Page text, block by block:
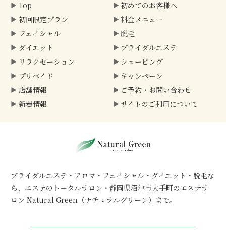
Top
初めてのお客様へ
初回限定プラン
料金メニュー
フェイシャル
脱毛
ダイエット
ブライダルエステ
リラクゼーション
シェービング
プリペイド
キャンペーン
店舗情報
ご予約・ お問い合わせ
新着情報
サイトのご利用について
ブライダルエステ・アロマ・フェイシャル・ダイエット・脱毛な
ら、エステのトータルサロン・静岡県沼津市大手町のエステサ
ロン Natural Green（ナチュラルグリーン）まで。